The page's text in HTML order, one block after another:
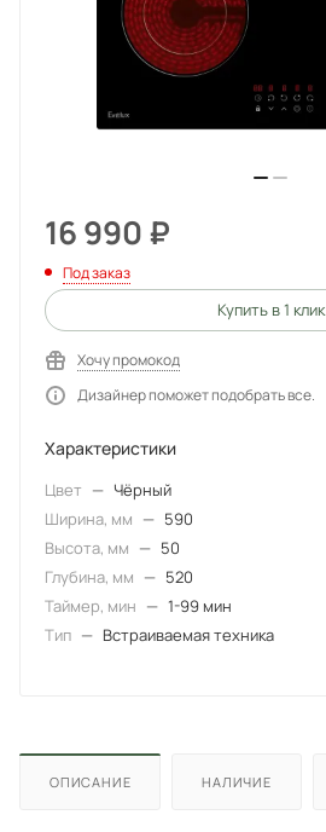
16 990₽
Под заказ
Купить в 1 клик
Хочу промокод
Дизайнер поможет подобрать все.
Характеристики
Цвет — Чёрный
Ширина, мм — 590
Высота, мм — 50
Глубина, мм — 520
Таймер, мин — 1-99 мин
Тип — Встраиваемая техника
ОПИСАНИЕ НАЛИЧИЕ